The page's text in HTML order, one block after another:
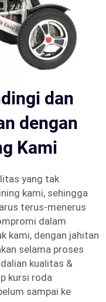
dan
dengan
Kami
yang tak
kami, sehingga
terus-menerus
dalam
kami, dengan jahitan
selama proses
kualitas &
kursi roda
sampai ke